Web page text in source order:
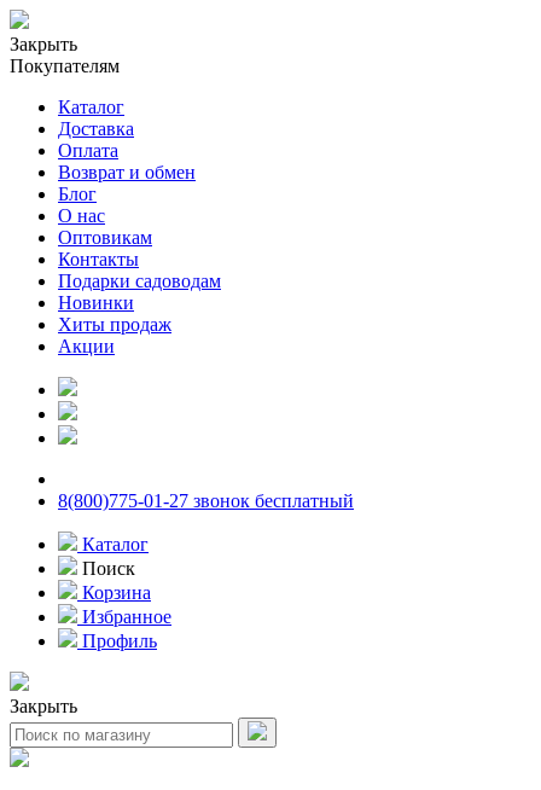
Закрыть
Покупателям
Каталог
Доставка
Оплата
Возврат и обмен
Блог
О нас
Оптовикам
Контакты
Подарки садоводам
Новинки
Хиты продаж
Акции
8(800)775-01-27 звонок бесплатный
Каталог
Поиск
Корзина
Избранное
Профиль
Закрыть